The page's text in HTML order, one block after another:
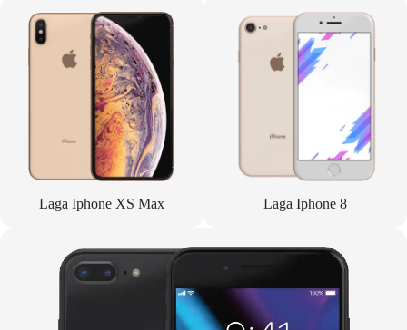
Laga Iphone XS Max Laga Iphone 8